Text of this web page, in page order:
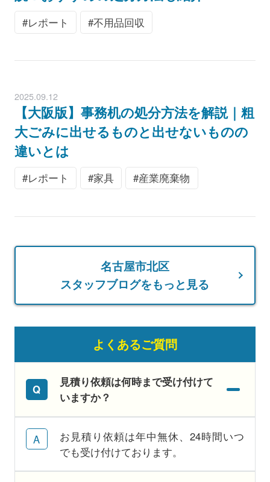
レポート 不用品回収
2025.09.12
【大阪版】事務机の処分方法を解説｜粗
大ごみに出せるものと出せないものの
違いとは
レポート 家具 産業廃棄物
名古屋市北区
スタッフブログをもっと見る
よくあるご質問
見積り依頼は何時まで受け付けて
いますか？
お見積り依頼は年中無休、24時間いつ
でも受け付けております。